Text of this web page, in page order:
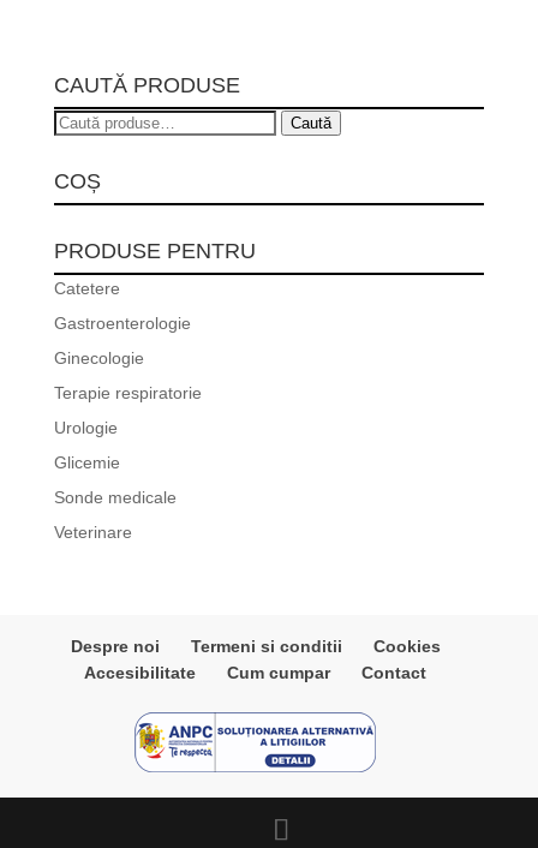
CAUTĂ PRODUSE
Caută
Caută
COȘ
PRODUSE PENTRU
Catetere
Gastroenterologie
Ginecologie
Terapie respiratorie
Urologie
Glicemie
Sonde medicale
Veterinare
Despre noi Termeni si conditii
Cookies
Accesibilitate
Cum cumpar Contact